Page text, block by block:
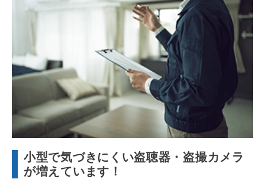
小型で気づきにくい盗聴器・盗撮カメラ
が増えています！